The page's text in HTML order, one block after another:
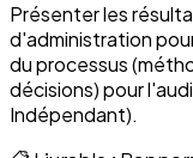
Présenter les
d'administration
du processus
décisions) pour
Indépendant).